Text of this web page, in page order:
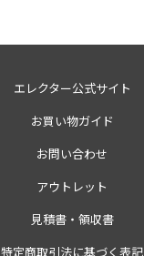
エレクター公式サイト
お買い物ガイド
お問い合わせ
アウトレット
見積書・領収書
特定商取引法に基づく表記